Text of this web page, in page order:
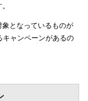
となっているものが
ャンペーンがあるの